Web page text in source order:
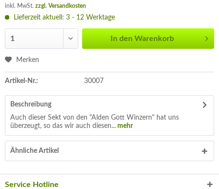
inkl. MwSt. zzgl. Versandkosten
Lieferzeit aktuell: 3 - 12 Werktage
In den Warenkorb
Merken
Artikel-Nr.: 30007
Beschreibung
Auch dieser Sekt von den "Alden Gott Winzern" hat uns
überzeugt, so das wir auch diesen... mehr
Ähnliche Artikel
Service Hotline